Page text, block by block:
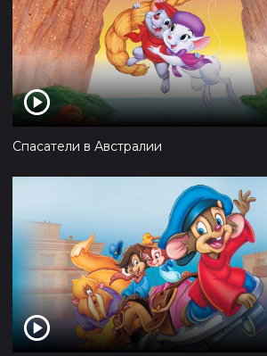
Спасатели в Австралии